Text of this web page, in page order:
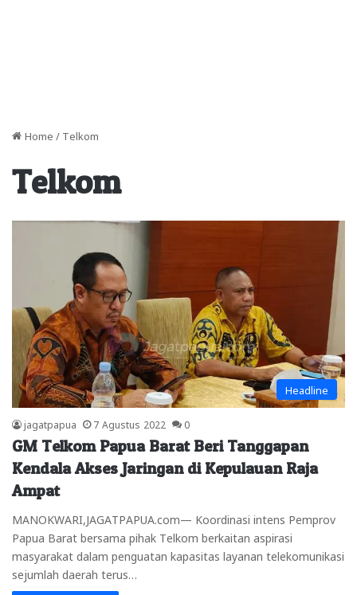
Home / Telkom
Telkom
Headline
jagatpapua 7 Agustus 2022 0
GM Telkom Papua Barat Beri Tanggapan
Kendala Akses Jaringan di Kepulauan Raja
Ampat
MANOKWARI,JAGATPAPUA.com— Koordinasi intens Pemprov
Papua Barat bersama pihak Telkom berkaitan aspirasi
masyarakat dalam penguatan kapasitas layanan telekomunikasi
sejumlah daerah terus…